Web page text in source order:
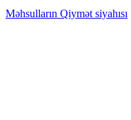
Məhsulların Qiymət siyahısı